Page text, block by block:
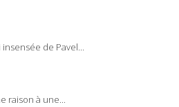
de Pavel...
raison à une...